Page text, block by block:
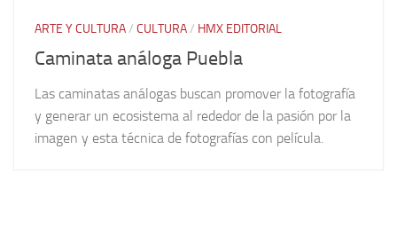
ARTE Y CULTURA/ CULTURA/ HMX EDITORIAL
Caminata análoga Puebla
Las caminatas análogas buscan promover la fotografía
y generar un ecosistema al rededor de la pasión por la
imagen y esta técnica de fotografías con película.